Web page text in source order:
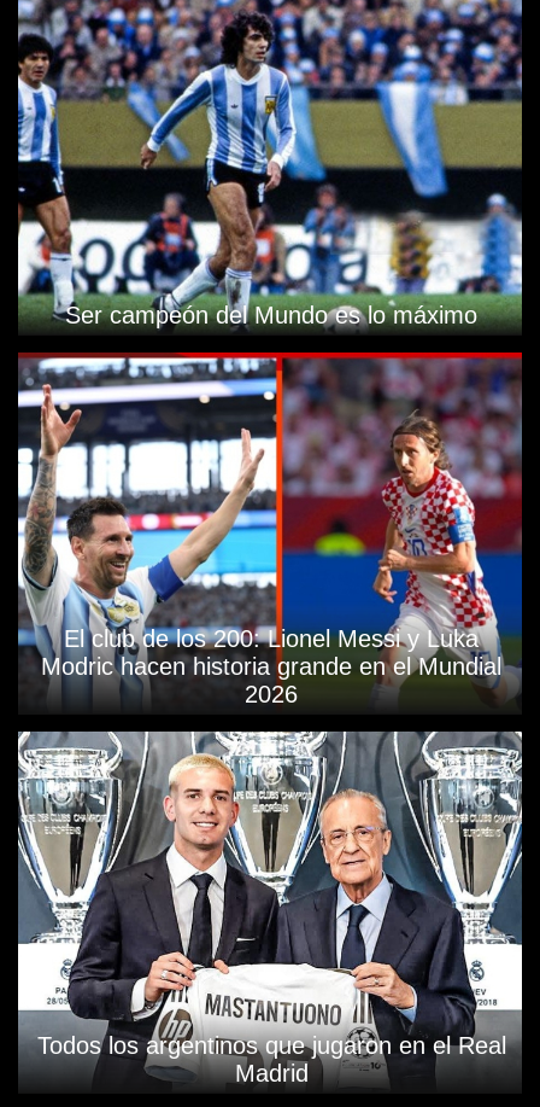
Ser campeón del Mundo es lo máximo
El club de los 200: Lionel Messi y Luka
Modric hacen historia grande en el Mundial
2026
Todos los argentinos que jugaron en el Real
Madrid